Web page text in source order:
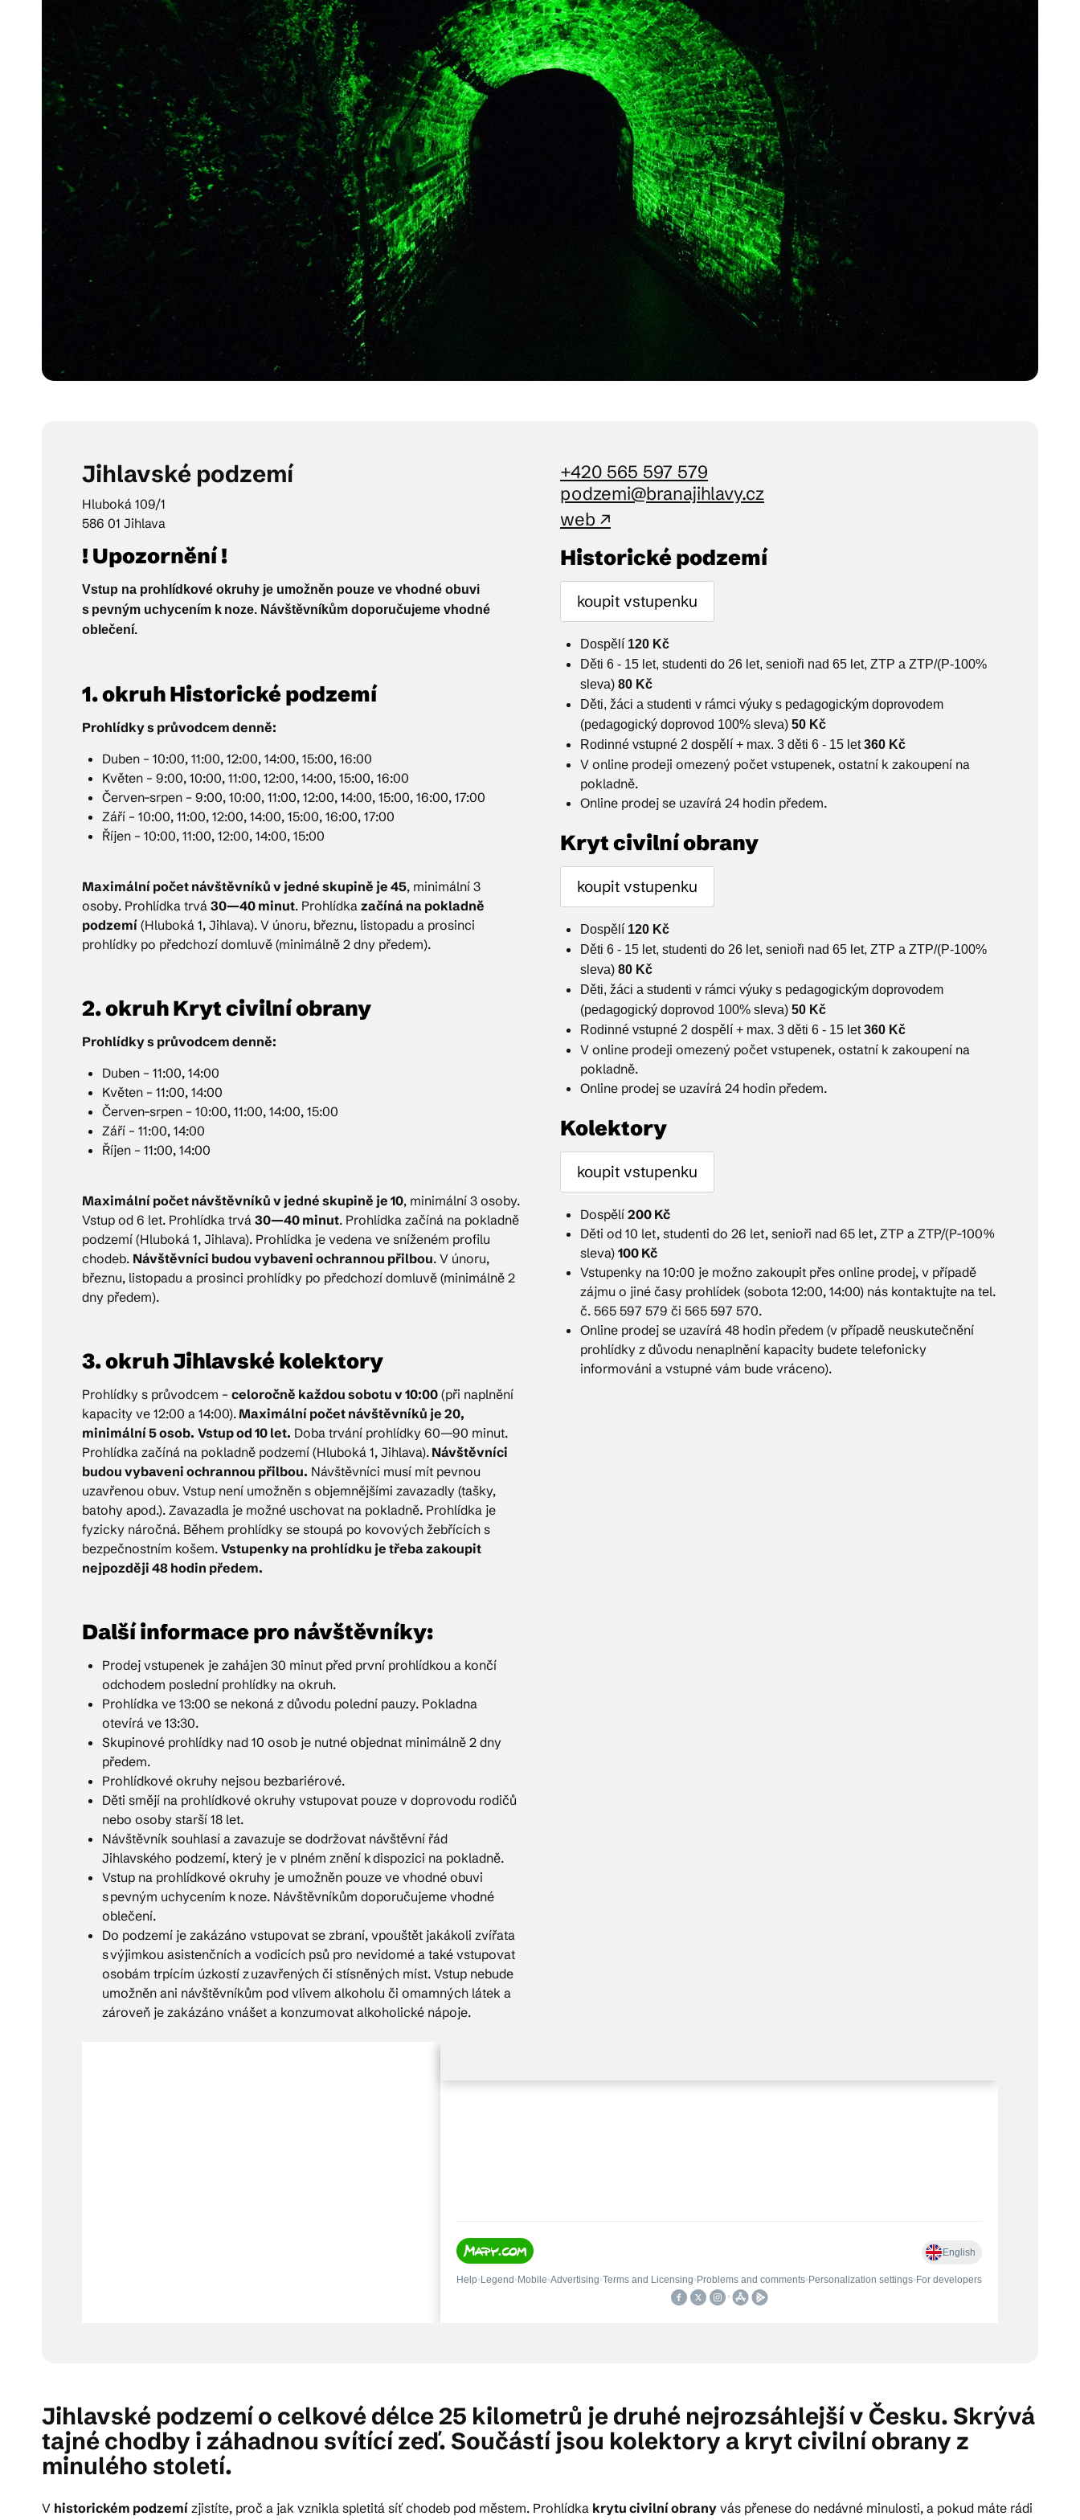
Praktické info
Kam vyrazit
Jihlavské podzemí
Hluboká 109/1
586 01 Jihlava
! Upozornění !
Vstup na prohlídkové okruhy je umožněn pouze ve vhodné obuvi
s pevným uchycením k noze. Návštěvníkům doporučujeme vhodné
oblečení.
1. okruh Historické podzemí
Prohlídky s průvodcem denně:
Duben – 10:00, 11:00, 12:00, 14:00, 15:00, 16:00
Květen – 9:00, 10:00, 11:00, 12:00, 14:00, 15:00, 16:00
Červen–srpen – 9:00, 10:00, 11:00, 12:00, 14:00, 15:00, 16:00, 17:00
Září – 10:00, 11:00, 12:00, 14:00, 15:00, 16:00, 17:00
Říjen – 10:00, 11:00, 12:00, 14:00, 15:00
Maximální počet návštěvníků v jedné skupině je 45, minimální 3
osoby. Prohlídka trvá 30—40 minut. Prohlídka začíná na pokladně
podzemí (Hluboká 1, Jihlava). V únoru, březnu, listopadu a prosinci
prohlídky po předchozí domluvě (minimálně 2 dny předem).
2. okruh Kryt civilní obrany
Prohlídky s průvodcem denně:
Duben – 11:00, 14:00
Květen – 11:00, 14:00
Červen–srpen – 10:00, 11:00, 14:00, 15:00
Září – 11:00, 14:00
Říjen – 11:00, 14:00
Maximální počet návštěvníků v jedné skupině je 10, minimální 3 osoby.
Vstup od 6 let. Prohlídka trvá 30—40 minut. Prohlídka začíná na pokladně
podzemí (Hluboká 1, Jihlava). Prohlídka je vedena ve sníženém profilu
chodeb. Návštěvníci budou vybaveni ochrannou přilbou. V únoru,
březnu, listopadu a prosinci prohlídky po předchozí domluvě (minimálně 2
dny předem).
3. okruh Jihlavské kolektory
Prohlídky s průvodcem – celoročně každou sobotu v 10:00 (při naplnění
kapacity ve 12:00 a 14:00).Maximální počet návštěvníků je 20,
minimální 5 osob. Vstup od 10 let. Doba trvání prohlídky 60—90 minut.
Prohlídka začíná na pokladně podzemí (Hluboká 1, Jihlava). Návštěvníci
budou vybaveni ochrannou přilbou. Návštěvníci musí mít pevnou
uzavřenou obuv. Vstup není umožněn s objemnějšími zavazadly (tašky,
batohy apod.). Zavazadla je možné uschovat na pokladně. Prohlídka je
fyzicky náročná. Během prohlídky se stoupá po kovových žebřících s
bezpečnostním košem. Vstupenky na prohlídku je třeba zakoupit
nejpozději 48 hodin předem.
Další informace pro návštěvníky:
Prodej vstupenek je zahájen 30 minut před první prohlídkou a končí
odchodem poslední prohlídky na okruh.
Prohlídka ve 13:00 se nekoná z důvodu polední pauzy. Pokladna
otevírá ve 13:30.
Skupinové prohlídky nad 10 osob je nutné objednat minimálně 2 dny
předem.
Prohlídkové okruhy nejsou bezbariérové.
Děti smějí na prohlídkové okruhy vstupovat pouze v doprovodu rodičů
nebo osoby starší 18 let.
Návštěvník souhlasí a zavazuje se dodržovat návštěvní řád
Jihlavského podzemí, který je v plném znění k dispozici na pokladně.
Vstup na prohlídkové okruhy je umožněn pouze ve vhodné obuvi
s pevným uchycením k noze. Návštěvníkům doporučujeme vhodné
oblečení.
Do podzemí je zakázáno vstupovat se zbraní, vpouštět jakákoli zvířata
s výjimkou asistenčních a vodicích psů pro nevidomé a také vstupovat
osobám trpícím úzkostí z uzavřených či stísněných míst. Vstup nebude
umožněn ani návštěvníkům pod vlivem alkoholu či omamných látek a
zároveň je zakázáno vnášet a konzumovat alkoholické nápoje.
+420 565 597 579
podzemi@branajihlavy.cz
web ↗
Historické podzemí
koupit vstupenku
Dospělí 120 Kč
Děti 6 - 15 let, studenti do 26 let, senioři nad 65 let, ZTP a ZTP/(P-100%
sleva) 80 Kč
Děti, žáci a studenti v rámci výuky s pedagogickým doprovodem
(pedagogický doprovod 100% sleva) 50 Kč
Rodinné vstupné 2 dospělí + max. 3 děti 6 - 15 let360 Kč
V online prodeji omezený počet vstupenek, ostatní k zakoupení na
pokladně.
Online prodej se uzavírá 24 hodin předem.
Kryt civilní obrany
koupit vstupenku
Dospělí 120 Kč
Děti 6 - 15 let, studenti do 26 let, senioři nad 65 let, ZTP a ZTP/(P-100%
sleva) 80 Kč
Děti, žáci a studenti v rámci výuky s pedagogickým doprovodem
(pedagogický doprovod 100% sleva) 50 Kč
Rodinné vstupné 2 dospělí + max. 3 děti 6 - 15 let360 Kč
V online prodeji omezený počet vstupenek, ostatní k zakoupení na
pokladně.
Online prodej se uzavírá 24 hodin předem.
Kolektory
koupit vstupenku
Dospělí 200 Kč
Děti od 10 let, studenti do 26 let, senioři nad 65 let, ZTP a ZTP/(P-100%
sleva) 100 Kč
Vstupenky na 10:00 je možno zakoupit přes online prodej, v případě
zájmu o jiné časy prohlídek (sobota 12:00, 14:00) nás kontaktujte na tel.
č. 565 597 579 či 565 597 570.
Online prodej se uzavírá 48 hodin předem (v případě neuskutečnění
prohlídky z důvodu nenaplnění kapacity budete telefonicky
informováni a vstupné vám bude vráceno).
Jihlavské podzemí o celkové délce 25 kilometrů je druhé nejrozsáhlejší v Česku. Skrývá
tajné chodby i záhadnou svítící zeď. Součástí jsou kolektory a kryt civilní obrany z
minulého století.
V historickém podzemí zjistíte, proč a jak vznikla spletitá síť chodeb pod městem. Prohlídka krytu civilní obrany vás přenese do nedávné minulosti, a pokud máte rádi